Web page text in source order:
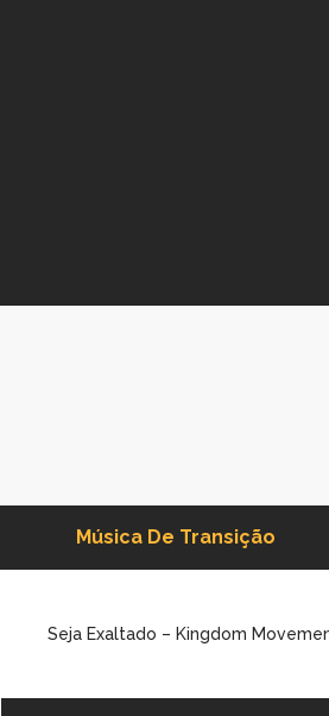
Música De Transição
Seja Exaltado – Kingdom